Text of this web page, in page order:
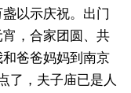
以示庆祝。出门
，合家团圆、共
爸爸妈妈到南京
了，夫子庙已是人